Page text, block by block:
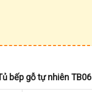
bếp gỗ tự nhiên TB06